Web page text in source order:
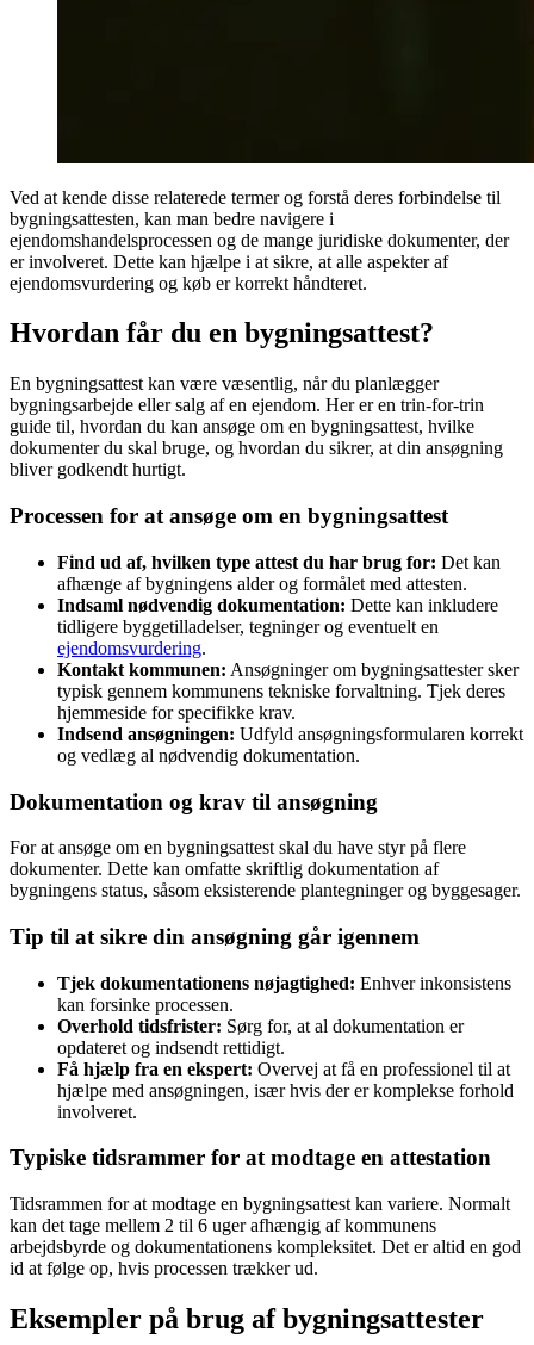
Ved at kende disse relaterede termer og forstå deres forbindelse til
bygningsattesten, kan man bedre navigere i
ejendomshandelsprocessen og de mange juridiske dokumenter, der
er involveret. Dette kan hjælpe i at sikre, at alle aspekter af
ejendomsvurdering og køb er korrekt håndteret.
Hvordan får du en bygningsattest?
En bygningsattest kan være væsentlig, når du planlægger
bygningsarbejde eller salg af en ejendom. Her er en trin-for-trin
guide til, hvordan du kan ansøge om en bygningsattest, hvilke
dokumenter du skal bruge, og hvordan du sikrer, at din ansøgning
bliver godkendt hurtigt.
Processen for at ansøge om en bygningsattest
Find ud af, hvilken type attest du har brug for: Det kan
afhænge af bygningens alder og formålet med attesten.
Indsaml nødvendig dokumentation: Dette kan inkludere
tidligere byggetilladelser, tegninger og eventuelt en
ejendomsvurdering.
Kontakt kommunen: Ansøgninger om bygningsattester sker
typisk gennem kommunens tekniske forvaltning. Tjek deres
hjemmeside for specifikke krav.
Indsend ansøgningen: Udfyld ansøgningsformularen korrekt
og vedlæg al nødvendig dokumentation.
Dokumentation og krav til ansøgning
For at ansøge om en bygningsattest skal du have styr på flere
dokumenter. Dette kan omfatte skriftlig dokumentation af
bygningens status, såsom eksisterende plantegninger og byggesager.
Tip til at sikre din ansøgning går igennem
Tjek dokumentationens nøjagtighed: Enhver inkonsistens
kan forsinke processen.
Overhold tidsfrister: Sørg for, at al dokumentation er
opdateret og indsendt rettidigt.
Få hjælp fra en ekspert: Overvej at få en professionel til at
hjælpe med ansøgningen, især hvis der er komplekse forhold
involveret.
Typiske tidsrammer for at modtage en attestation
Tidsrammen for at modtage en bygningsattest kan variere. Normalt
kan det tage mellem 2 til 6 uger afhængig af kommunens
arbejdsbyrde og dokumentationens kompleksitet. Det er altid en god
id at følge op, hvis processen trækker ud.
Eksempler på brug af bygningsattester